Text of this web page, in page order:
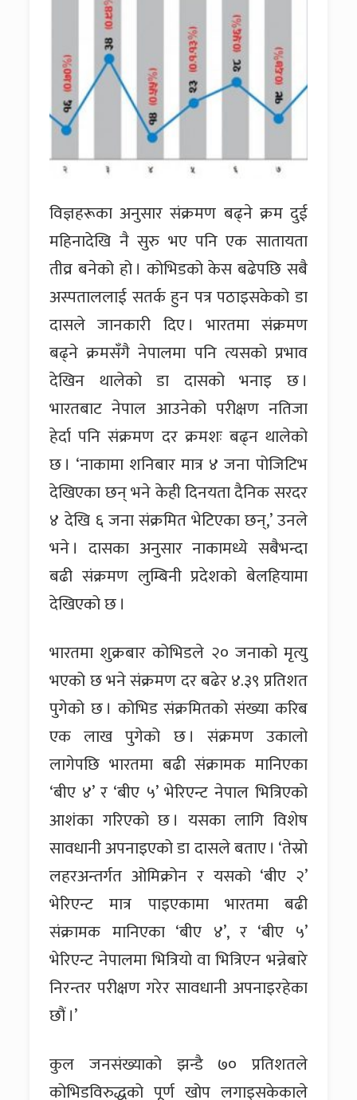
विज्ञहरूका अनुसार संक्रमण बढ्ने क्रम दुई
महिनादेखि नै सुरु भए पनि एक सातायता
तीव्र बनेको हो । कोभिडको केस बढेपछि सबै
अस्पताललाई सतर्क हुन पत्र पठाइसकेको डा
दासले जानकारी दिए । भारतमा संक्रमण
बढ्ने क्रमसँगै नेपालमा पनि त्यसको प्रभाव
देखिन थालेको डा दासको भनाइ छ ।
भारतबाट नेपाल आउनेको परीक्षण नतिजा
हेर्दा पनि संक्रमण दर क्रमशः बढ्न थालेको
छ । ‘नाकामा शनिबार मात्र ४ जना पोजिटिभ
देखिएका छन् भने केही दिनयता दैनिक सरदर
४ देखि ६ जना संक्रमित भेटिएका छन्,’ उनले
भने । दासका अनुसार नाकामध्ये सबैभन्दा
बढी संक्रमण लुम्बिनी प्रदेशको बेलहियामा
देखिएको छ ।
भारतमा शुक्रबार कोभिडले २० जनाको मृत्यु
भएको छ भने संक्रमण दर बढेर ४.३९ प्रतिशत
पुगेको छ । कोभिड संक्रमितको संख्या करिब
एक लाख पुगेको छ । संक्रमण उकालो
लागेपछि भारतमा बढी संक्रामक मानिएका
‘बीए ४’ र ‘बीए ५’ भेरिएन्ट नेपाल भित्रिएको
आशंका गरिएको छ । यसका लागि विशेष
सावधानी अपनाइएको डा दासले बताए । ‘तेस्रो
लहरअन्तर्गत ओमिक्रोन र यसको ‘बीए २’
भेरिएन्ट मात्र पाइएकामा भारतमा बढी
संक्रामक मानिएका ‘बीए ४’, र ‘बीए ५’
भेरिएन्ट नेपालमा भित्रियो वा भित्रिएन भन्नेबारे
निरन्तर परीक्षण गरेर सावधानी अपनाइरहेका
छौं ।’
कुल जनसंख्याको झन्डै ७० प्रतिशतले
कोभिडविरुद्धको पूर्ण खोप लगाइसकेकाले